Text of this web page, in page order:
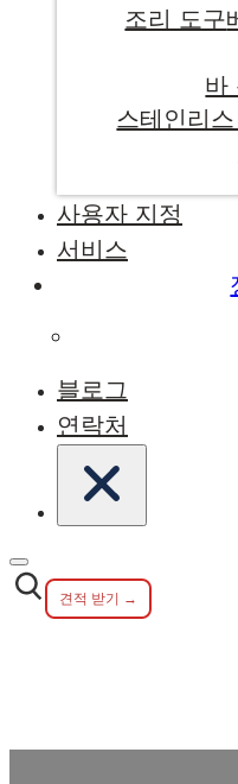
조리 도구
바
스테인리
사용자 지정
서비스
블로그
연락처
견적 받기 →